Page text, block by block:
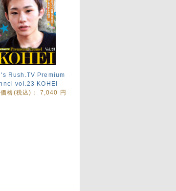
Rush.TV Premium
vol.23 KOHEI
格(税込)： 7,040 円